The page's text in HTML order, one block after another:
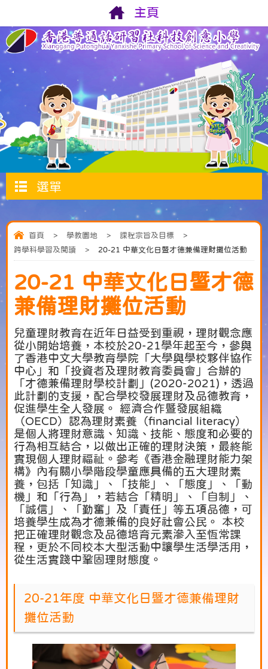
主頁
選單
首頁 > 學教園地 > 課程宗旨及目標
>
跨學科學習及閱讀
> 20-21 中華文化日暨才德兼備理財攤位活動
20-21 中華文化日暨才德
兼備理財攤位活動
兒童理財教育在近年日益受到重視，理財觀念應
從小開始培養，本校於20-21學年起至今，參與
了香港中文大學教育學院「大學與學校夥伴協作
中心」和「投資者及理財教育委員會」合辦的
「才德兼備理財學校計劃」(2020-2021)，透過
此計劃的支援，配合學校發展理財及品德教育，
促進學生全人發展。 經濟合作暨發展組織
（OECD）認為理財素養（financial literacy）
是個人將理財意識、知識、技能、態度和必要的
行為相互結合，以做出正確的理財決策，最終能
實現個人理財福祉。參考《香港金融理財能力架
構》內有關小學階段學童應具備的五大理財素
養，包括「知識」、「技能」、「態度」、「動
機」和「行為」，若結合「精明」、「自制」、
「誠信」、「勤奮」及「責任」等五項品德，可
培養學生成為才德兼備的良好社會公民。 本校
把正確理財觀念及品德培育元素滲入至恆常課
程，更於不同校本大型活動中讓學生活學活用，
從生活實踐中鞏固理財態度。
20-21年度 中華文化日暨才德兼備理財
攤位活動